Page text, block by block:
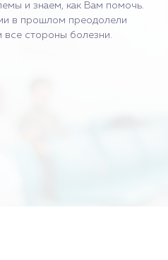
и знаем, как Вам помочь.
в прошлом преодолели
все стороны болезни.